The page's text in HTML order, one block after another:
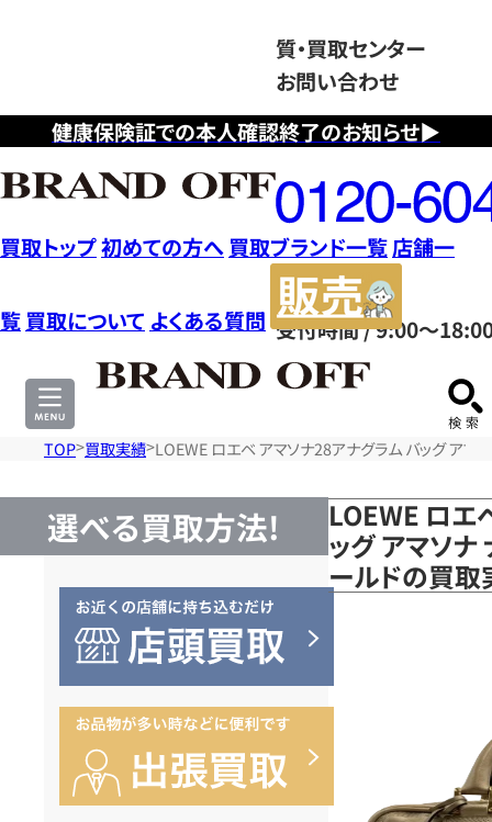
健康保険証での本人確認終了のお知らせ▶
質・買取センター
お問い合わせ
フ
リ
ー
ダ
イ
ヤ
ル
0120604117
受付時間 / 9:00～
買取トップ初めての方へ 買取ブランド一覧店舗一
覧 買取について よくある質問
サ
TOP 買取実績 LOEWE ロエベ アマソナ28アナグラム バッグ アマ
選べる買取方法!
LOEWE ロエ
ッグ アマソナ
ールドの買取